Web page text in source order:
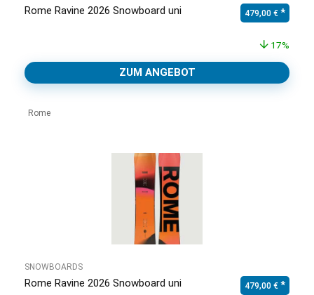
Rome Ravine 2026 Snowboard uni Ursprünglicher
479,00 €
17%
ZUM ANGEBOT
Rome
SNOWBOARDS
Rome Ravine 2026 Snowboard uni Ursprünglicher
479,00 €